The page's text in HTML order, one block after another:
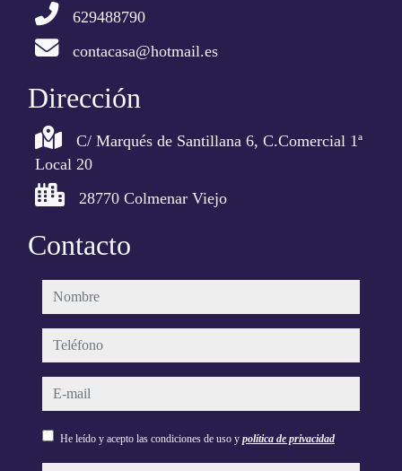
629488790
contacasa@hotmail.es
Dirección
C/ Marqués de Santillana 6, C.Comercial 1ª
Local 20
28770 Colmenar Viejo
Contacto
nombre
teléfono
e-mail
He leído y acepto las condiciones de uso y política de privacidad